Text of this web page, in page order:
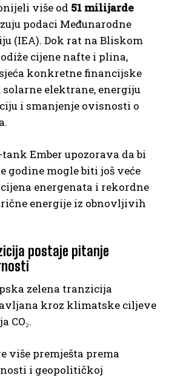
više od 51 milijarde
podaci Međunarodne
(IEA). Dok rat na Bliskom
cijene nafte i plina,
konkretne financijske
elektrane, energiju
i smanjenje ovisnosti o
Ember upozorava da bi
godine mogle biti još veće
energenata i rekordne
energije iz obnovljivih
postaje pitanje
zelena tranzicija
kroz klimatske ciljeve
CO₂.
više premješta prema
i geopolitičkoj